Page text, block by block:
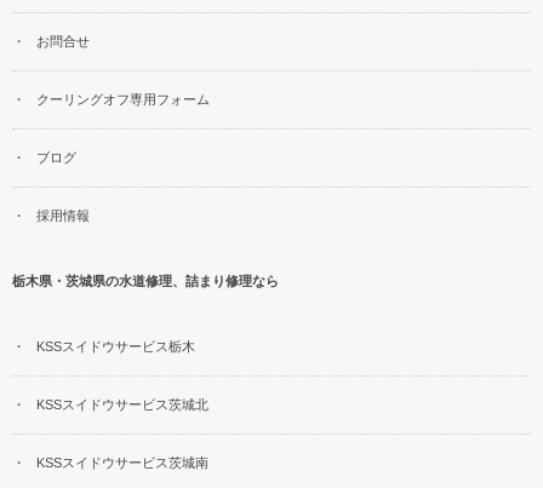
お問合せ
クーリングオフ専用フォーム
ブログ
採用情報
栃木県・茨城県の水道修理、詰まり修理なら
KSSスイドウサービス栃木
KSSスイドウサービス茨城北
KSSスイドウサービス茨城南